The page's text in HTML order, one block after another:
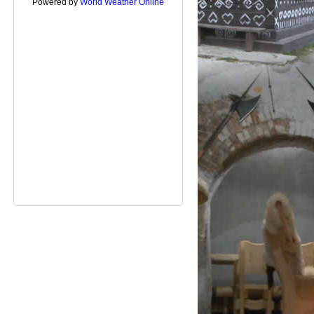
Powered by World Weather Online